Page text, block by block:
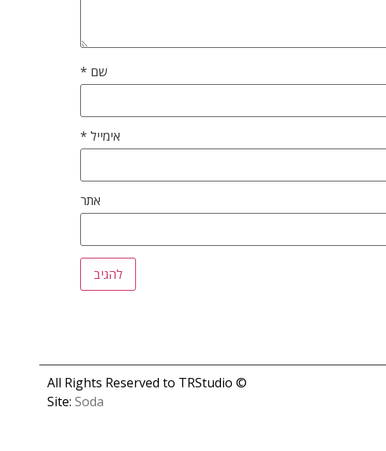
שם *
אימייל *
אתר
© All Rights Reserved to TRStudio
Site:Soda